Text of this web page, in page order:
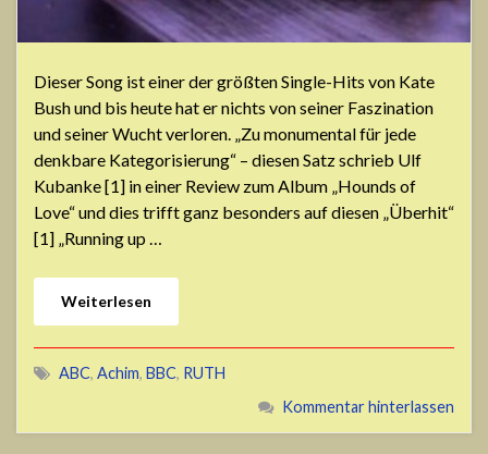
Dieser Song ist einer der größten Single-Hits von Kate
Bush und bis heute hat er nichts von seiner Faszination
und seiner Wucht verloren. „Zu monumental für jede
denkbare Kategorisierung“ – diesen Satz schrieb Ulf
Kubanke [1] in einer Review zum Album „Hounds of
Love“ und dies trifft ganz besonders auf diesen „Überhit“
[1] „Running up …
Weiterlesen
ABC, Achim, BBC, RUTH
Kommentar hinterlassen